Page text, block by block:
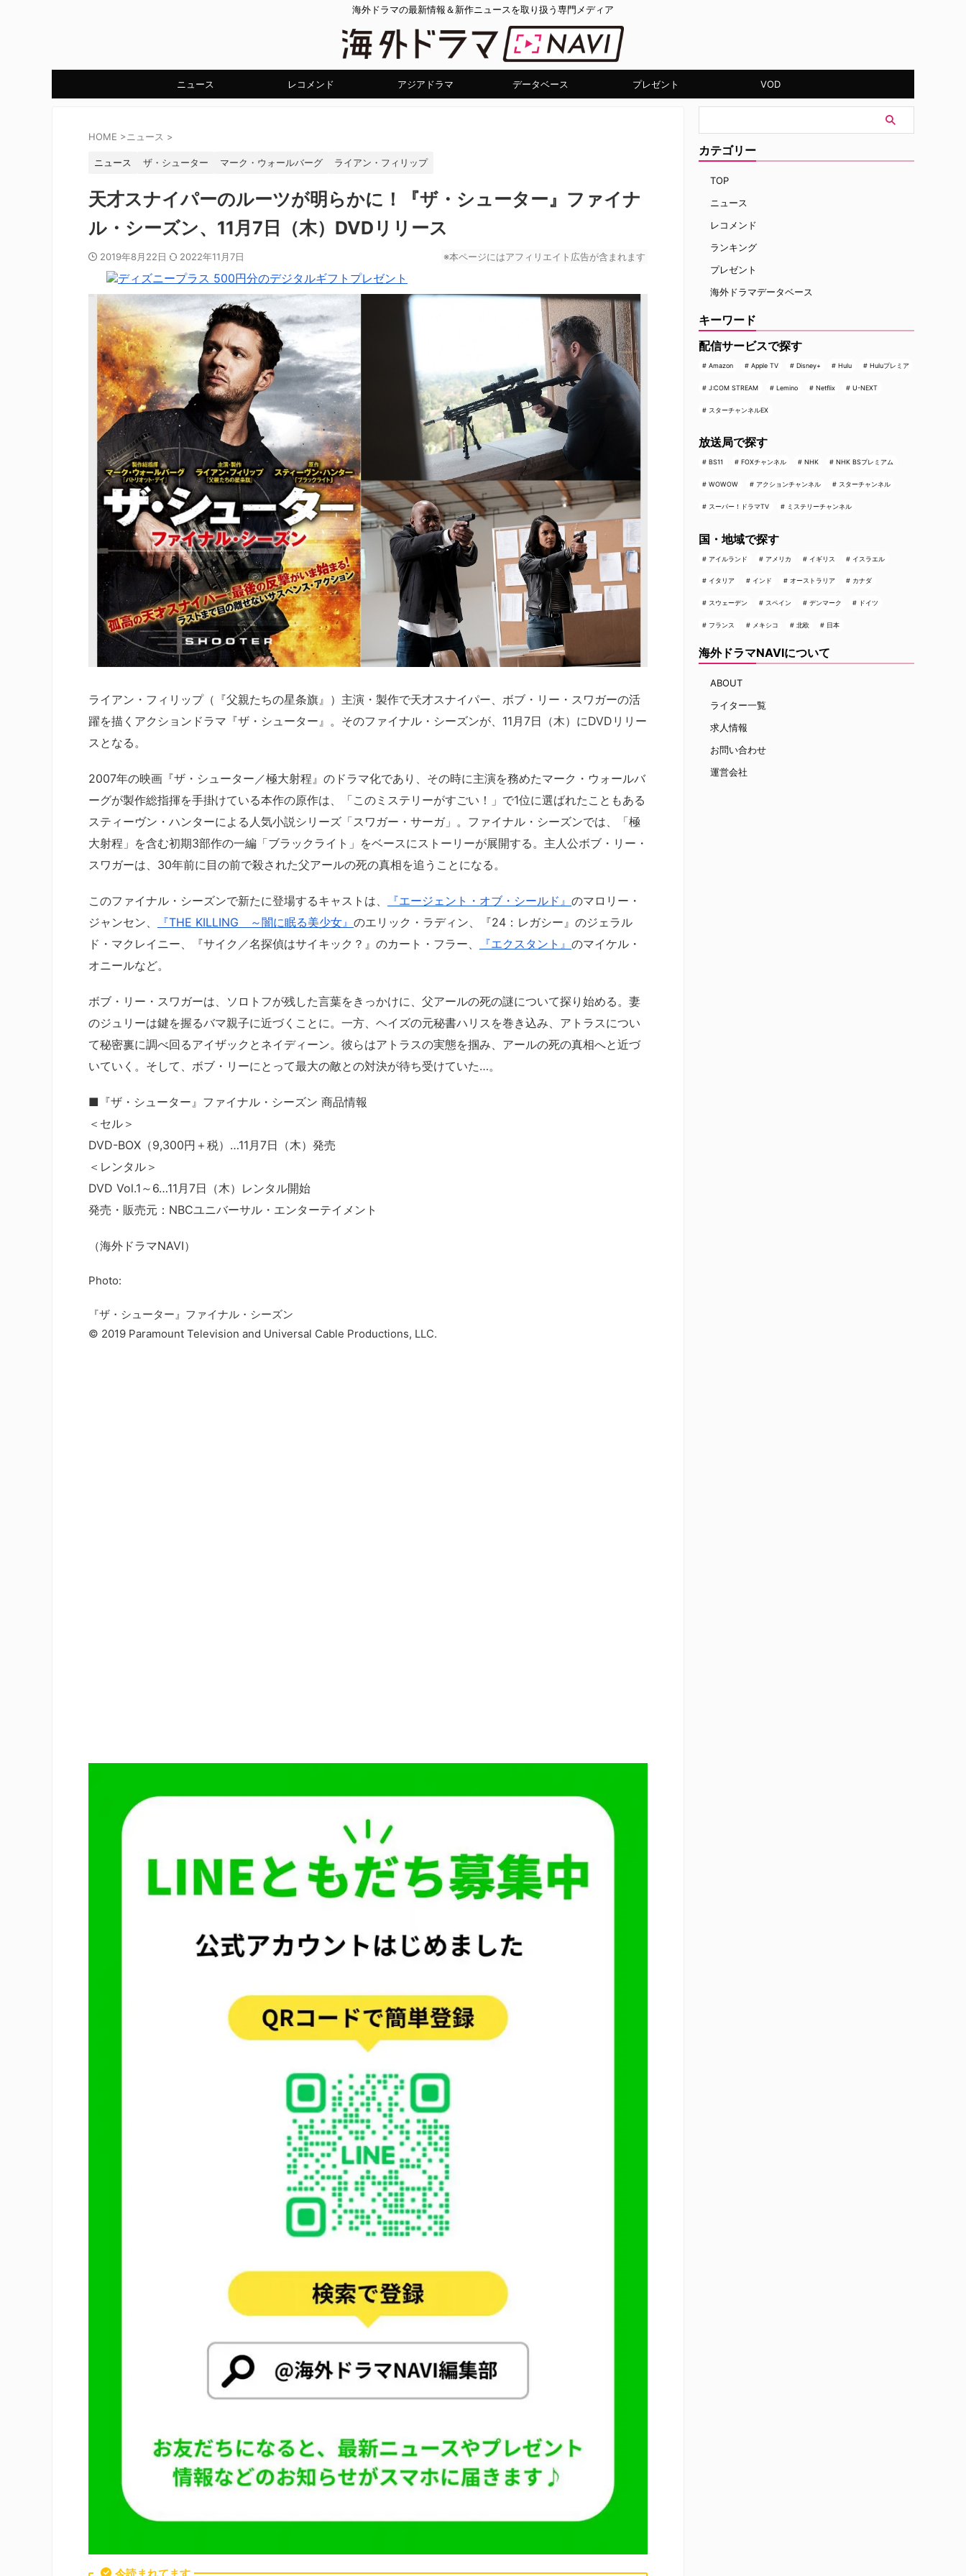
海外ドラマの最新情報＆新作ニュースを取り扱う専門メディア
ニュース レコメンド アジアドラマ データベース プレゼント VOD
HOME >ニュース >
ニュース ザ・シューター マーク・ウォールバーグ ライアン・フィリップ
天才スナイパーのルーツが明らかに！『ザ・シューター』ファイナ
ル・シーズン、11月7日（木）DVDリリース
2019年8月22日 2022年11月7日 ※本ページにはアフィリエイト広告が含まれます
ライアン・フィリップ（『父親たちの星条旗』）主演・製作で天才スナイパー、ボブ・リー・スワガーの活
躍を描くアクションドラマ『ザ・シューター』。そのファイナル・シーズンが、11月7日（木）にDVDリリー
スとなる。
2007年の映画『ザ・シューター／極大射程』のドラマ化であり、その時に主演を務めたマーク・ウォールバ
ーグが製作総指揮を手掛けている本作の原作は、「このミステリーがすごい！」で1位に選ばれたこともある
スティーヴン・ハンターによる人気小説シリーズ「スワガー・サーガ」。ファイナル・シーズンでは、「極
大射程」を含む初期3部作の一編「ブラックライト」をベースにストーリーが展開する。主人公ボブ・リー・
スワガーは、30年前に目の前で殺された父アールの死の真相を追うことになる。
このファイナル・シーズンで新たに登場するキャストは、 『エージェント・オブ・シールド』 のマロリー・
ジャンセン、
『THE KILLING ～闇に眠る美少女』 のエリック・ラディン、『24：レガシー』のジェラル
ド・マクレイニー、『サイク／名探偵はサイキック？』のカート・フラー、
『エクスタント』 のマイケル・
オニールなど。
ボブ・リー・スワガーは、ソロトフが残した言葉をきっかけに、父アールの死の謎について探り始める。妻
のジュリーは鍵を握るバマ親子に近づくことに。一方、ヘイズの元秘書ハリスを巻き込み、アトラスについ
て秘密裏に調べ回るアイザックとネイディーン。彼らはアトラスの実態を掴み、アールの死の真相へと近づ
いていく。そして、ボブ・リーにとって最大の敵との対決が待ち受けていた…。
■『ザ・シューター』ファイナル・シーズン 商品情報
＜セル＞
DVD-BOX（9,300円＋税）…11月7日（木）発売
＜レンタル＞
DVD Vol.1～6…11月7日（木）レンタル開始
発売・販売元：NBCユニバーサル・エンターテイメント
（海外ドラマNAVI）
Photo:
『ザ・シューター』ファイナル・シーズン
© 2019 Paramount Television and Universal Cable Productions, LLC.
カテゴリー
TOP
ニュース
レコメンド
ランキング
プレゼント
海外ドラマデータベース
キーワード
配信サービスで探す
Amazon Apple TV Disney+ Hulu Huluプレミア
J:COM STREAM Lemino Netflix U-NEXT
スターチャンネルEX
放送局で探す
BS11 FOXチャンネル NHK NHK BSプレミアム
WOWOW アクションチャンネル スターチャンネル
スーパー！ドラマTV ミステリーチャンネル
国・地域で探す
アイルランド アメリカ イギリス イスラエル
イタリア インド オーストラリア カナダ
スウェーデン スペイン デンマーク ドイツ
フランス メキシコ 北欧 日本
海外ドラマNAVIについて
ABOUT
ライター一覧
求人情報
お問い合わせ
運営会社